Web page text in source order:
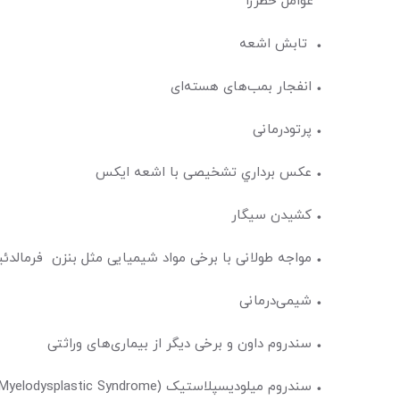
• تابش اشعه
• انفجار بمب‌‌‌‌‌‌‌‌‌های هسته‌‌‌‌‌‌‌‌‌ای
• پرتودرمانی
• عكس برداري تشخیصی با اشعه‌ ایکس
• کشیدن سیگار
• مواجه طولانی با برخی مواد شیمیایی مثل بنزن
• شیمی‌درمانی
• سندروم داون و برخی دیگر از بیماری‌‌‌‌‌‌‌‌‌های وراثتی
• سندروم میلودیسپلاستیک (Myelodysplastic Syndrome)